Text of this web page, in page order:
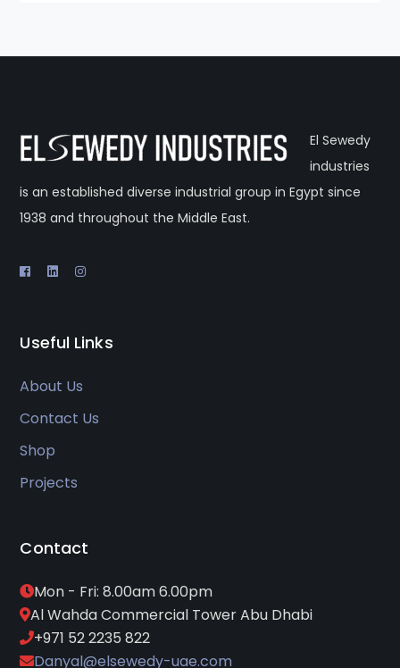
El Sewedy
industries
is an established diverse industrial group in Egypt since
1938 and throughout the Middle East.
Useful Links
About Us
Contact Us
Shop
Projects
Contact
Mon - Fri: 8.00am 6.00pm
Al Wahda Commercial Tower Abu Dhabi
+971 52 2235 822
Danyal@elsewedy-uae.com